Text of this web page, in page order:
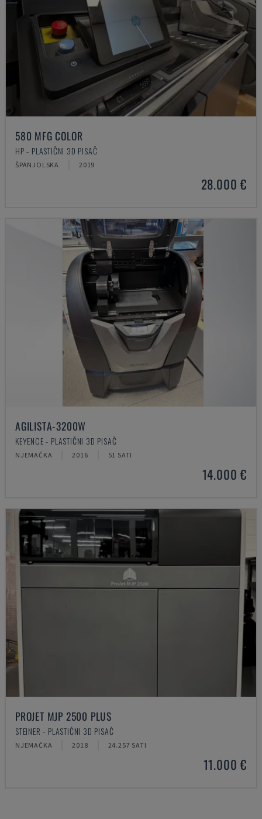
580 MFG COLOR
HP - PLASTIČNI 3D PISAČ
ŠPANJOLSKA 2019
28.000 €
AGILISTA-3200W
KEYENCE - PLASTIČNI 3D PISAČ
NJEMAČKA 2016 51 SATI
14.000 €
PROJET MJP 2500 PLUS
STEINER - PLASTIČNI 3D PISAČ
NJEMAČKA 2018 24.257 SATI
11.000 €